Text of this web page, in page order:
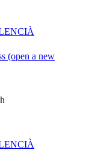
(open a new